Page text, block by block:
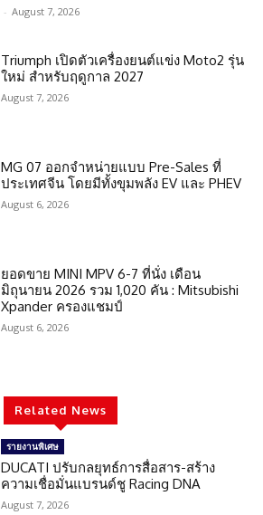
- August 7, 2026
Triumph เปิดตัวเครื่องยนต์แข่ง Moto2 รุ่น
ใหม่ สำหรับฤดูกาล 2027
August 7, 2026
MG 07 ออกจำหน่ายแบบ Pre-Sales ที่
ประเทศจีน โดยมีทั้งขุมพลัง EV และ PHEV
August 6, 2026
ยอดขาย MINI MPV 6-7 ที่นั่ง เดือน
มิถุนายน 2026 รวม 1,020 คัน : Mitsubishi
Xpander ครองแชมป์
August 6, 2026
Related News
รายงานพิเศษ
DUCATI ปรับกลยุทธ์การสื่อสาร-สร้าง
ความเชื่อมั่นแบรนด์ชู Racing DNA
August 7, 2026